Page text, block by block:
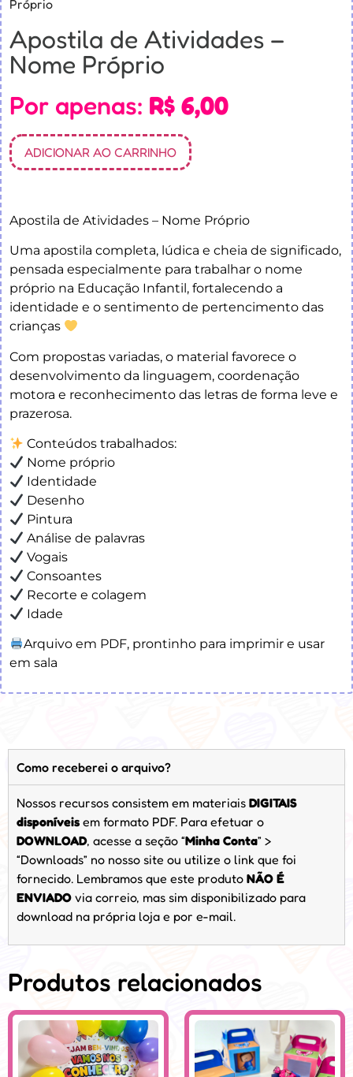
Próprio
Apostila de Atividades –
Nome Próprio
Por apenas: R$ 6,00
ADICIONAR AO CARRINHO
Apostila de Atividades – Nome Próprio
Uma apostila completa, lúdica e cheia de significado,
pensada especialmente para trabalhar o nome
próprio na Educação Infantil, fortalecendo a
identidade e o sentimento de pertencimento das
crianças
Com propostas variadas, o material favorece o
desenvolvimento da linguagem, coordenação
motora e reconhecimento das letras de forma leve e
prazerosa.
Conteúdos trabalhados:
Nome próprio
Identidade
Desenho
Pintura
Análise de palavras
Vogais
Consoantes
Recorte e colagem
Idade
Arquivo em PDF, prontinho para imprimir e usar
em sala
Como receberei o arquivo?
Nossos recursos consistem em materiais DIGITAIS
disponíveis em formato PDF. Para efetuar o
DOWNLOAD, acesse a seção “Minha Conta” >
“Downloads” no nosso site ou utilize o link que foi
fornecido. Lembramos que este produto NÃO É
ENVIADO via correio, mas sim disponibilizado para
download na própria loja e por e-mail.
Produtos relacionados